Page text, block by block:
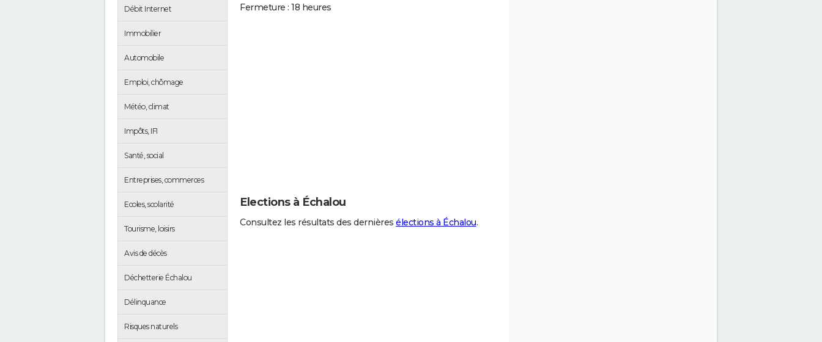
Débit Internet
Immobilier
Automobile
Emploi, chômage
Météo, climat
Impôts, IFI
Santé, social
Entreprises, commerces
Ecoles, scolarité
Tourisme, loisirs
Avis de décès
Déchetterie Échalou
Délinquance
Risques naturels
Fermeture : 18 heures
Elections à Échalou
Consultez les résultats des dernières élections à Échalou.